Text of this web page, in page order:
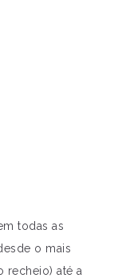
todas as
o mais
recheio) até a